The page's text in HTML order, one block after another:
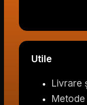
Utile
Livrare